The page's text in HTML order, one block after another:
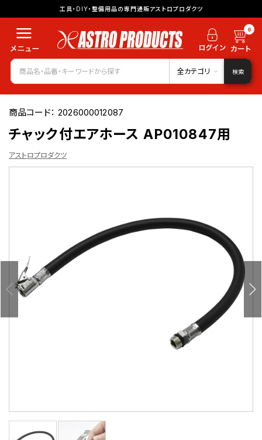
工具・DIY・整備用品の専門通販アストロプロダクツ
0
全カテゴリ 検索
商品コード：2026000012087
チャック付エアホース AP010847用
アストロプロダクツ